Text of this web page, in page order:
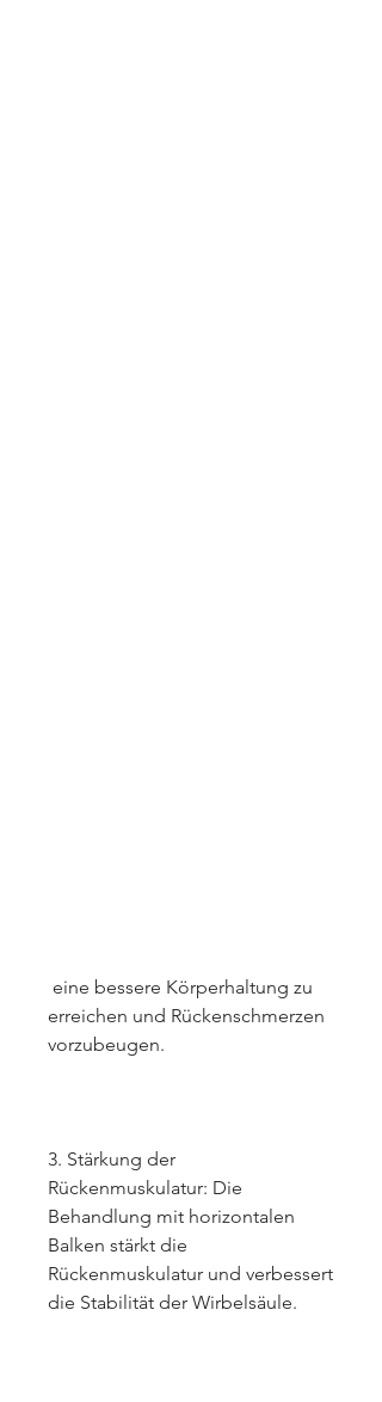
erreichen und Rückenschmerzen
vorzubeugen.
3. Stärkung der
Rückenmuskulatur: Die
Behandlung mit horizontalen
Balken stärkt die
Rückenmuskulatur und verbessert
die Stabilität der Wirbelsäule.